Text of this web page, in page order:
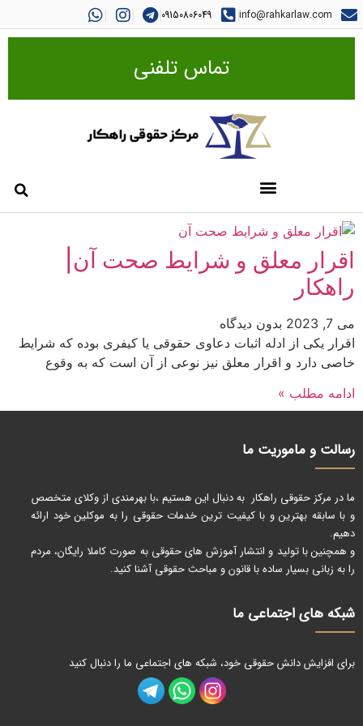
info@rahkarlaw.com
09150806049
تماس تلفنی
اقرار معلق و شرایط صحت آن|
راهکار
می 7, 2023
بدون دیدگاه
اقرار یکی از ادله اثبات دعاوی حقوقی یا کیفری بوده که شرایط
خاصی دارد و اقرار معلق نیز نوعی از آن است که به وقوع
ادامه مطلب »
رسالت و ماموریت ما
ما در مرکز حقوقی راهکار به دنبال این هستیم ،با بهرمندی از وکلای متخصص
و با سابقه بهترین و با کیفیت ترین خدمات حقوقی را به موکلین خود ارائه
دهیم.
و همچنین با تولید و انتشار آموزش های حقوقی به صورت کاملا رایگان، مردم
را به زبانی بسیار ساده با قانون و مباحث حقوقی آشنا کنید.
شبکه های اجتماعی ما
برای افزایش دانش حقوقی خود، شبکه های اجتماعی ما را دنبال کنید